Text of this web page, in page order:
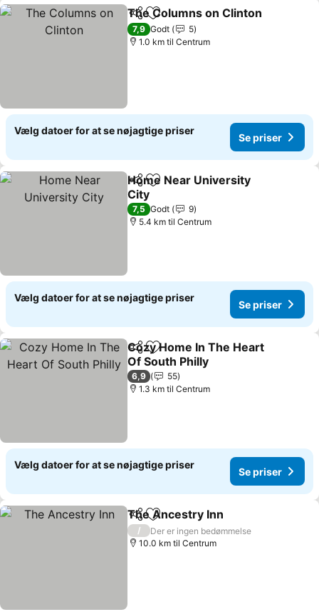
Del Føj til favoritter
The Columns on Clinton
7,9 Godt
5
1.0 km til Centrum
Vælg datoer for at se nøjagtige priser
Se priser
Del Føj til favoritter
Home Near University
City
7,5 Godt
9
5.4 km til Centrum
Vælg datoer for at se nøjagtige priser
Se priser
Del Føj til favoritter
Cozy Home In The Heart
Of South Philly
6,9
55
1.3 km til Centrum
Vælg datoer for at se nøjagtige priser
Se priser
Del Føj til favoritter
The Ancestry Inn
/
Der er ingen bedømmelse
10.0 km til Centrum